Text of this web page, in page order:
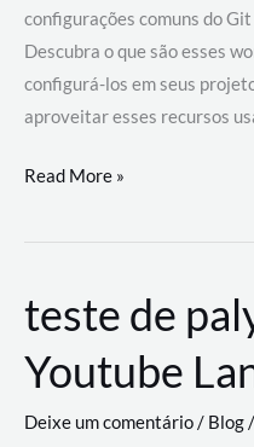
configurações comuns do
Descubra o que são esses
configurá-los em seus
aproveitar esses recursos
GitHub
revoluciona
de
trabalho
com
a
Read More »
teste de
Youtube
Deixe um comentário/ Blog/